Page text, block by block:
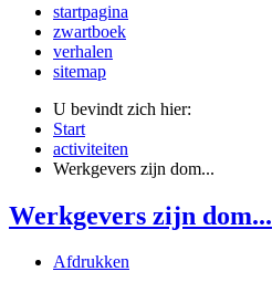
startpagina
zwartboek
verhalen
sitemap
U bevindt zich hier:
Start
activiteiten
Werkgevers zijn dom...
Werkgevers zijn dom...
Afdrukken